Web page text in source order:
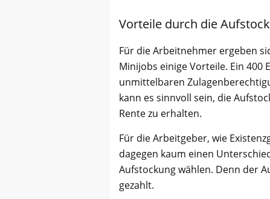
Vorteile durch die
Für die Arbeitnehmer ergeben
Minijobs einige Vorteile. Ein 400
unmittelbaren
kann es sinnvoll sein, die
Rente zu erhalten.
Für die Arbeitgeber, wie
dagegen kaum einen
Aufstockung wählen. Denn der
gezahlt.